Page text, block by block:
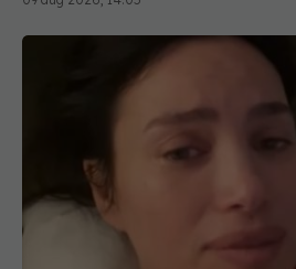
Alina Pușcău, diagnostic
tumori și boala a ajuns la